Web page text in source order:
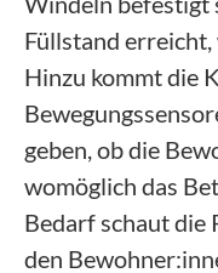
Füllstand
Hinzu kommt die
geben, ob die
womöglich das
Bedarf schaut die
den